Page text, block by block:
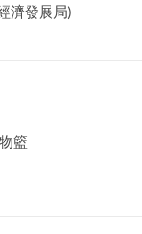
濟發展局)
籃